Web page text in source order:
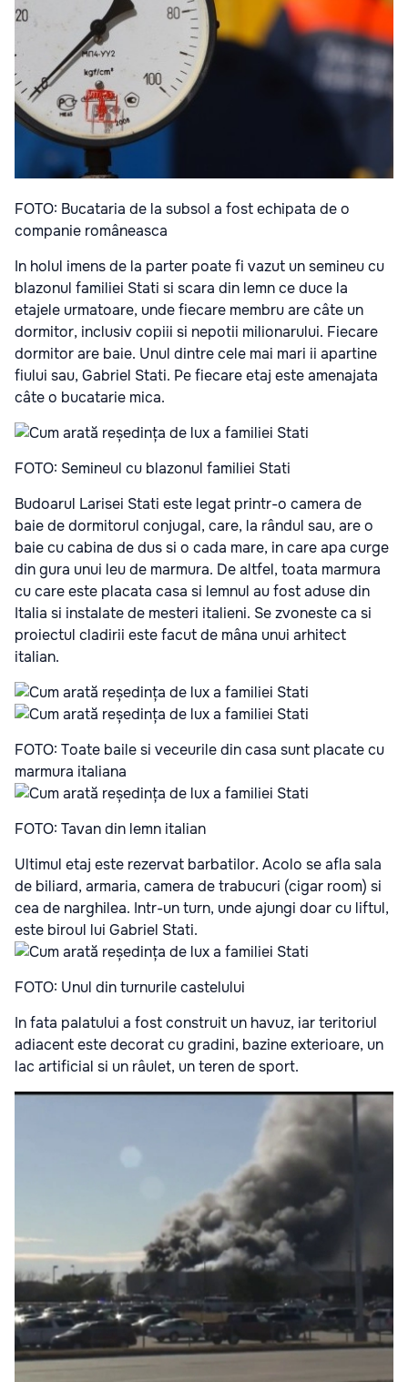
FOTO: Bucataria de la subsol a fost echipata de o
companie româneasca
In holul imens de la parter poate fi vazut un semineu cu
blazonul familiei Stati si scara din lemn ce duce la
etajele urmatoare, unde fiecare membru are câte un
dormitor, inclusiv copiii si nepotii milionarului. Fiecare
dormitor are baie. Unul dintre cele mai mari ii apartine
fiului sau, Gabriel Stati. Pe fiecare etaj este amenajata
câte o bucatarie mica.
FOTO: Semineul cu blazonul familiei Stati
Budoarul Larisei Stati este legat printr-o camera de
baie de dormitorul conjugal, care, la rândul sau, are o
baie cu cabina de dus si o cada mare, in care apa curge
din gura unui leu de marmura. De altfel, toata marmura
cu care este placata casa si lemnul au fost aduse din
Italia si instalate de mesteri italieni. Se zvoneste ca si
proiectul cladirii este facut de mâna unui arhitect
italian.
FOTO: Toate baile si veceurile din casa sunt placate cu
marmura italiana
FOTO: Tavan din lemn italian
Ultimul etaj este rezervat barbatilor. Acolo se afla sala
de biliard, armaria, camera de trabucuri (cigar room) si
cea de narghilea. Intr-un turn, unde ajungi doar cu liftul,
este biroul lui Gabriel Stati.
FOTO: Unul din turnurile castelului
In fata palatului a fost construit un havuz, iar teritoriul
adiacent este decorat cu gradini, bazine exterioare, un
lac artificial si un râulet, un teren de sport.